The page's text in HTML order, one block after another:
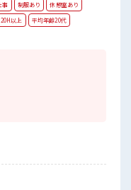
事 制服あり
休憩室あり
以上
平均年齢20代